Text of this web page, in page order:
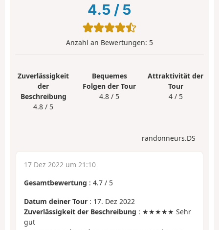
4.5 / 5
Anzahl an Bewertungen: 5
Zuverlässigkeit
der
Beschreibung
4.8 / 5
Bequemes
Folgen der Tour
4.8 / 5
Attraktivität der
Tour
4 / 5
randonneurs.DS
17 Dez 2022 um 21:10
Gesamtbewertung : 4.7 / 5
Datum deiner Tour : 17. Dez 2022
Zuverlässigkeit der Beschreibung : ★★★★★ Sehr
gut